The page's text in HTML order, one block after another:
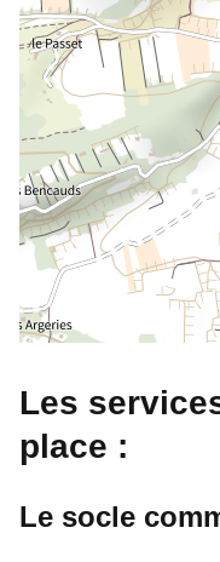
Les
place :
Le socle